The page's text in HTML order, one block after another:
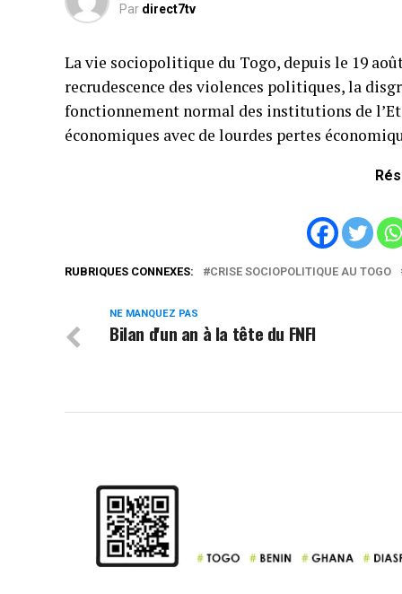
Par direct7tv
La vie sociopolitique du Togo, depuis le 19
recrudescence des violences politiques, la
fonctionnement normal des institutions de
économiques avec de lourdes pertes
RUBRIQUES CONNEXES: CRISE SOCIOPOLITIQUE AU TOGO
NE MANQUEZ PAS
Bilan d'un an à la tête du FNFI